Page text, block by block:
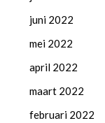
juni 2022
mei 2022
april 2022
maart 2022
februari 2022